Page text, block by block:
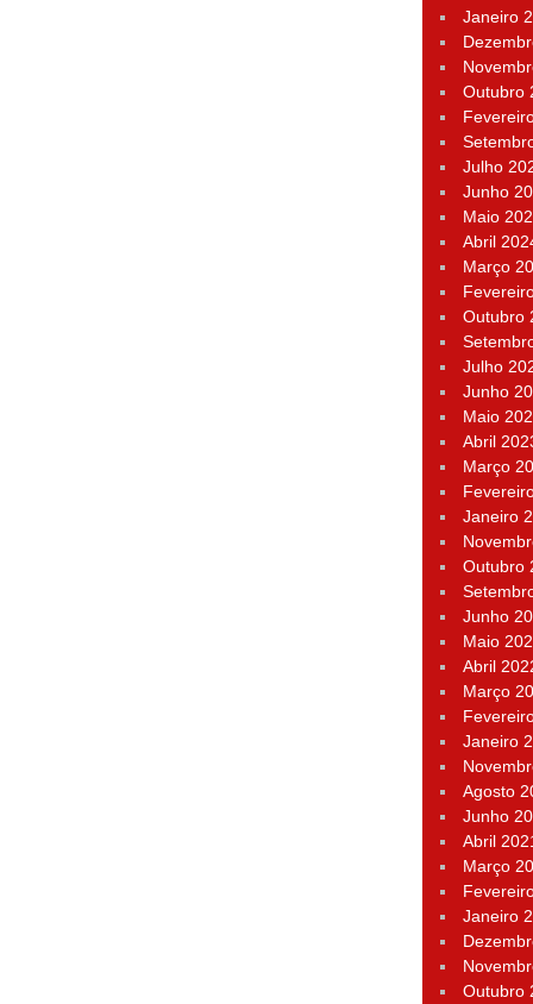
Janeiro
Outubro
Julho
Junho
Maio
Abril
Março
Outubro
Julho
Junho
Maio
Abril
Março
Janeiro
Outubro
Junho
Maio
Abril
Março
Janeiro
Agosto
Junho
Abril
Março
Janeiro
Outubro